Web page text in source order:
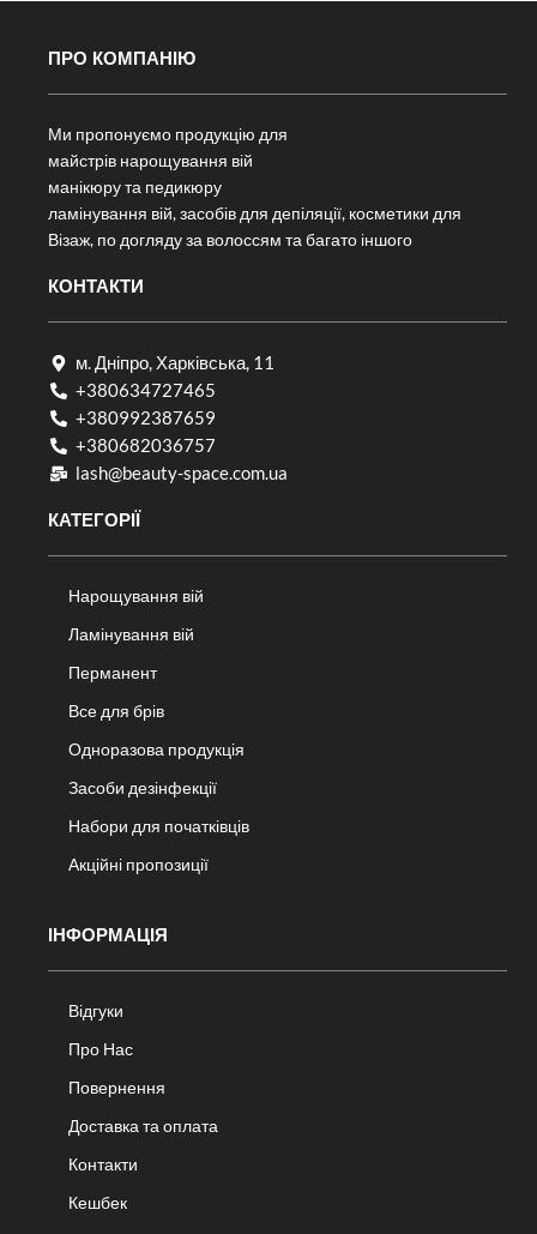
ПРО КОМПАНІЮ
Ми пропонуємо продукцію для
майстрів нарощування вій
манікюру та педикюру
ламінування вій, засобів для депіляції, косметики для
Візаж, по догляду за волоссям та багато іншого
КОНТАКТИ
м. Дніпро, Харківська, 11
+380634727465
+380992387659
+380682036757​
lash@beauty-space.com.ua
КАТЕГОРІЇ
Нарощування вій
Ламінування вій
Перманент
Все для брів
Одноразова продукція
Засоби дезінфекції
Набори для початківців
Акційні пропозиції
ІНФОРМАЦІЯ
Відгуки
Про Нас
Повернення
Доставка та оплата
Контакти
Кешбек